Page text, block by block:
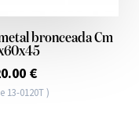
bronceada Cm
€
13-0120T )